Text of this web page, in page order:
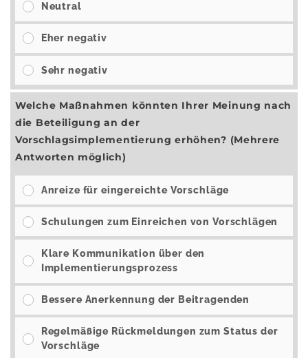
Neutral
Eher negativ
Sehr negativ
Welche Maßnahmen könnten Ihrer Meinung nach
die Beteiligung an der
Vorschlagsimplementierung erhöhen? (Mehrere
Antworten möglich)
Anreize für eingereichte Vorschläge
Schulungen zum Einreichen von Vorschlägen
Klare Kommunikation über den
Implementierungsprozess
Bessere Anerkennung der Beitragenden
Regelmäßige Rückmeldungen zum Status der
Vorschläge